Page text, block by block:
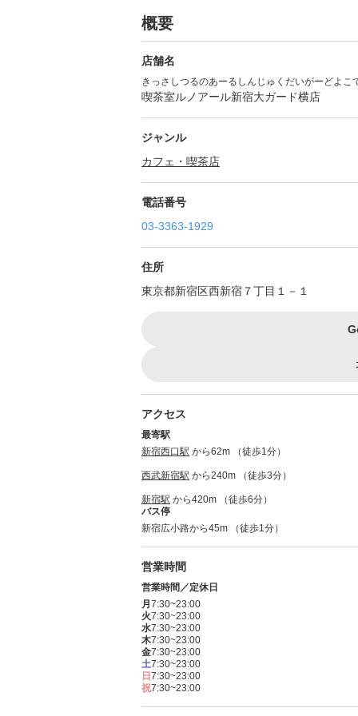
概要
店舗名
きっさしつるのあーるしんじゅくだいがーどよこ
喫茶室ルノアール新宿大ガード横店
ジャンル
カフェ・喫茶店
電話番号
03-3363-1929
住所
東京都新宿区西新宿７丁目１－１
アクセス
最寄駅
新宿西口駅 から62m （徒歩1分）
西武新宿駅 から240m （徒歩3分）
新宿駅 から420m （徒歩6分）
バス停
新宿広小路から45m （徒歩1分）
営業時間
営業時間／定休日
月 7:30~23:00
火7:30~23:00
水7:30~23:00
木7:30~23:00
金7:30~23:00
土7:30~23:00
日 7:30~23:00
祝7:30~23:00